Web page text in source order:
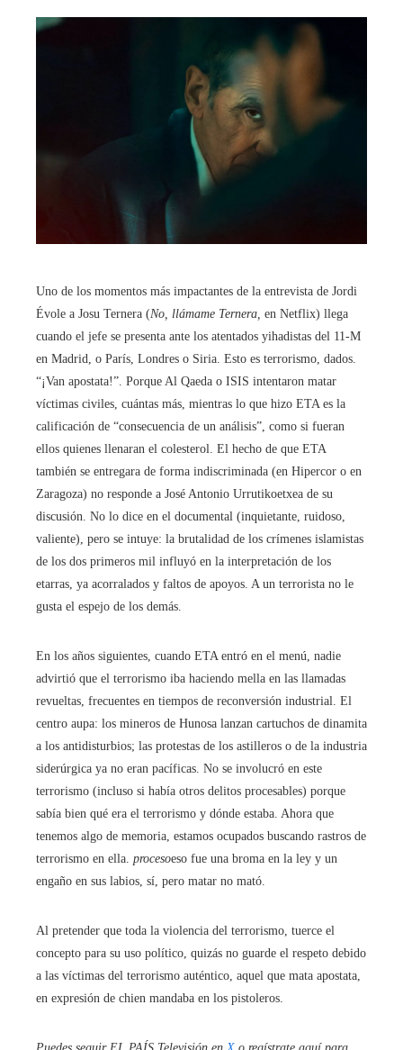
Uno de los momentos más impactantes de la entrevista de Jordi
Évole a Josu Ternera (No, llámame Ternera, en Netflix) llega
cuando el jefe se presenta ante los atentados yihadistas del 11-M
en Madrid, o París, Londres o Siria. Esto es terrorismo, dados.
“¡Van apostata!”. Porque Al Qaeda o ISIS intentaron matar
víctimas civiles, cuántas más, mientras lo que hizo ETA es la
calificación de “consecuencia de un análisis”, como si fueran
ellos quienes llenaran el colesterol. El hecho de que ETA
también se entregara de forma indiscriminada (en Hipercor o en
Zaragoza) no responde a José Antonio Urrutikoetxea de su
discusión. No lo dice en el documental (inquietante, ruidoso,
valiente), pero se intuye: la brutalidad de los crímenes islamistas
de los dos primeros mil influyó en la interpretación de los
etarras, ya acorralados y faltos de apoyos. A un terrorista no le
gusta el espejo de los demás.
En los años siguientes, cuando ETA entró en el menú, nadie
advirtió que el terrorismo iba haciendo mella en las llamadas
revueltas, frecuentes en tiempos de reconversión industrial. El
centro aupa: los mineros de Hunosa lanzan cartuchos de dinamita
a los antidisturbios; las protestas de los astilleros o de la industria
siderúrgica ya no eran pacíficas. No se involucró en este
terrorismo (incluso si había otros delitos procesables) porque
sabía bien qué era el terrorismo y dónde estaba. Ahora que
tenemos algo de memoria, estamos ocupados buscando rastros de
terrorismo en ella. procesoeso fue una broma en la ley y un
engaño en sus labios, sí, pero matar no mató.
Al pretender que toda la violencia del terrorismo, tuerce el
concepto para su uso político, quizás no guarde el respeto debido
a las víctimas del terrorismo auténtico, aquel que mata apostata,
en expresión de chien mandaba en los pistoleros.